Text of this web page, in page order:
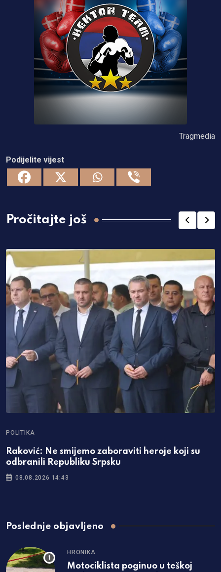
Tragmedia
Podijelite vijest
Pročitajte još
POLITIKA
Raković: Ne smijemo zaboraviti heroje koji su
odbranili Republiku Srpsku
08.08.2026 14:43
Poslednje objavljeno
HRONIKA
Motociklista poginuo u teškoj